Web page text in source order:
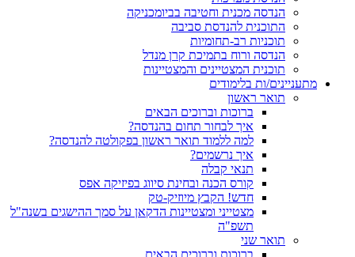
הנדסה מכנית וחטיבה בביומכניקה
התוכנית להנדסת סביבה
תוכניות רב-תחומיות
הנדסה ורוח בתמיכת קרן מנדל
תוכנית המצטיינים והמצטיינות
מתעניינים/ות בלימודים
תואר ראשון
ברוכות וברוכים הבאים
איך לבחור תחום בהנדסה?
למה ללמוד תואר ראשון בפקולטה להנדסה?
איך נרשמים?
תנאי קבלה
קורס הכנה ובחינת סיווג בפיזיקה אפס
חדש! הקבץ מיוזיק-טק
מצטייני ומצטיינות הדקאן על סמך ההישגים בשנה"ל
תשפ"ה
תואר שני
ברוכות וברוכים הבאים